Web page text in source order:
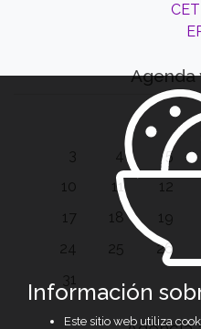
Agenda
3
4 5
10
11 12
17
18 19
24
25 26
31
Información
Este sitio web utiliza